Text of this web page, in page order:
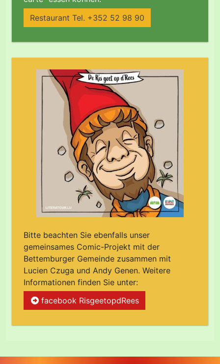
Restaurant Tel. +352 52 98 90
Bitte beachten Sie ebenfalls unser
gemeinsames Comic-Projekt mit der
Bettemburger Gemeinde zusammen mit
Lucien Czuga und Andy Genen. Weitere
Informationen finden Sie unter:
facebook RisgeetopdRees